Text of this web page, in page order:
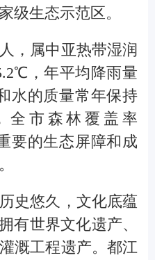
级生态示范区。
，属中亚热带湿润
，年平均降雨量
水的质量常年保持
全市森林覆盖率
要的生态屏障和成
史悠久，文化底蕴
有世界文化遗产、
溉工程遗产。都江